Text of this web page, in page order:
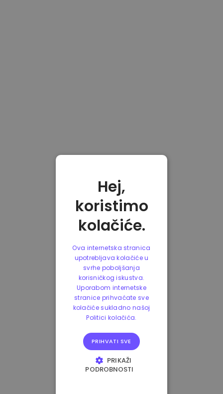
Hej,
koristimo
kolačiće.
Ova internetska stranica
upotrebljava kolačiće u
svrhe poboljšanja
korisničkog iskustva.
Uporabom internetske
stranice prihvaćate sve
kolačiće sukladno našoj
Politici kolačića.
PRIHVATI SVE
PRIKAŽI
PODROBNOSTI